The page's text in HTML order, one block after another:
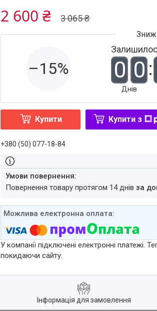
3 065 ₴
2 600 ₴
–15% 0 0
Днів
Купити Купити з
+380 (50) 077-18-84
повернення товару протягом 14 днівза
У компанії підключені електронні платежі.
покидаючи сайту.
Інформація для замовлення